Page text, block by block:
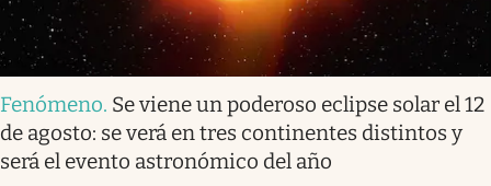
Fenómeno. Se viene un poderoso eclipse solar el 12
de agosto: se verá en tres continentes distintos y
será el evento astronómico del año